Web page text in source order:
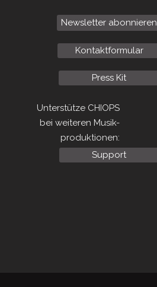
Newsletter abonnieren
Kontaktformular
Press Kit
Unterstütze CHIOPS
bei weiteren Musik-
produktionen:
Support